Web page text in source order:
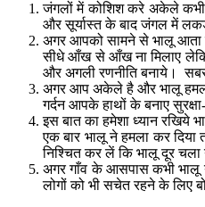
जंगलों में कोशिश करे अकेले कभी
और सूर्यास्त के बाद जंगल में
अगर आपको सामने से भालू आता
सीधे आँख से आँख ना मिलाए
और अगली रणनीति बनाये।
अगर आप अकेले है और भालू
गर्दन आपके हाथों के बनाए
इस बात का हमेशा ध्यान रखिये
एक बार भालू ने हमला कर
निश्चित कर लें कि भालू दूर
अगर गाँव के आसपास कभी भालू
लोगों को भी सचेत रहने के लिए